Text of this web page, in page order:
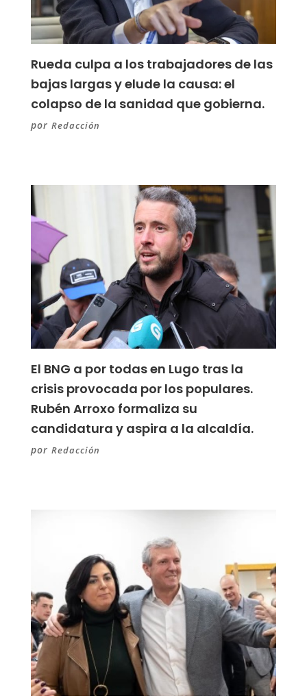
Rueda culpa a los trabajadores de las
bajas largas y elude la causa: el
colapso de la sanidad que gobierna.
por Redacción
El BNG a por todas en Lugo tras la
crisis provocada por los populares.
Rubén Arroxo formaliza su
candidatura y aspira a la alcaldía.
por Redacción